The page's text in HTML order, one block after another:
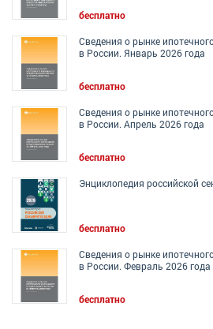
бесплатно
Сведения о рынке
в России. Январь 2026 года
бесплатно
Сведения о рынке
в России. Апрель 2026 года
бесплатно
Энциклопедия российской
бесплатно
Сведения о рынке
в России. Февраль 2026 года
бесплатно